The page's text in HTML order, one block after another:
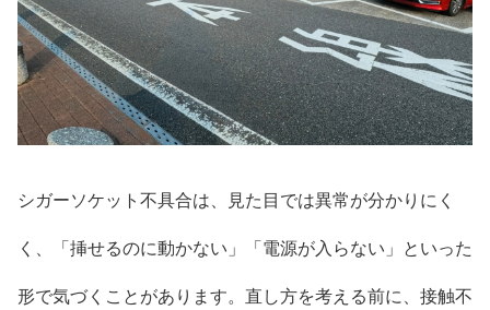
シガーソケット不具合は、見た目では異常が分かりにく
く、「挿せるのに動かない」「電源が入らない」といった
形で気づくことがあります。直し方を考える前に、接触不